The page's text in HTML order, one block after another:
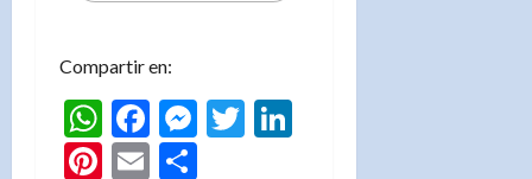
Compartir en:
WhatsApp
Facebook
Messenger
Twitter
Pinterest
Email